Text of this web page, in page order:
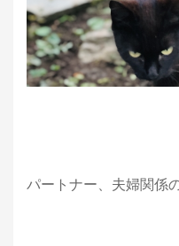
パートナー、夫婦関係